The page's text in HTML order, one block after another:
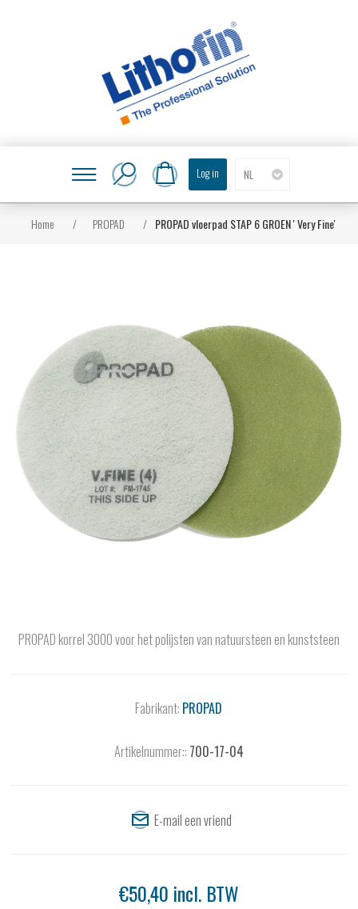
NL
Log in
Home / PROPAD / PROPAD vloerpad STAP 6 GROEN ' Very Fine'
PROPAD korrel 3000 voor het polijsten van natuursteen en kunststeen
Fabrikant: PROPAD
Artikelnummer:: 700-17-04
€50,40 incl. BTW